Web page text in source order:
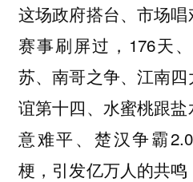
这场政府搭台、市场
赛事刷屏过，176天
苏、南哥之争、江南
谊第十四、水蜜桃跟
意难平、楚汉争霸
梗，引发亿万人的共